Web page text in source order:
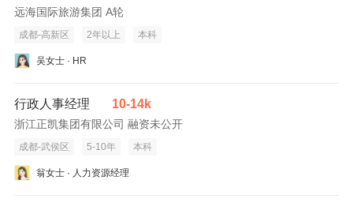
远海国际旅游集团 A轮
成都-高新区 2年以上 本科
吴女士 · HR
行政人事经理 10-14k
浙江正凯集团有限公司 融资未公开
成都-武侯区 5-10年 本科
翁女士 · 人力资源经理